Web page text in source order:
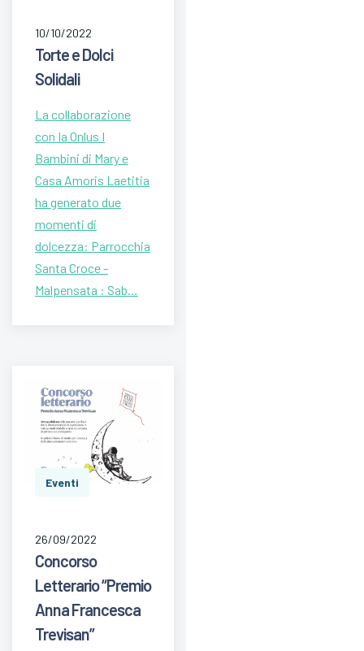
10/10/2022
Torte e Dolci
Solidali
La collaborazione
con Ia Onlus I
Bambini di Mary e
Casa Amoris Laetitia
ha generato due
momenti di
dolcezza: Parrocchia
Santa Croce -
Malpensata : Sab…
Eventi
26/09/2022
Concorso
Letterario “Premio
Anna Francesca
Trevisan”